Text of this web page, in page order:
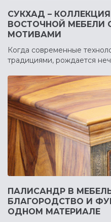
СУКХАД –
ВОСТОЧНОЙ МЕБЕЛИ
МОТИВАМИ
Когда современные
традициями, рождается
ПАЛИСАНДР В
БЛАГОРОДСТВО И
ОДНОМ МАТЕРИАЛЕ